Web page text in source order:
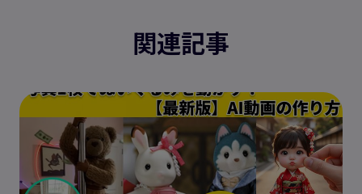
関連記事